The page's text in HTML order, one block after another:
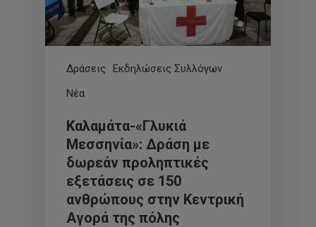
Δράσεις
Εκδηλώσεις Συλλόγων
Νέα
Καλαμάτα-«Γλυκιά
Μεσσηνία»: Δράση με
δωρεάν προληπτικές
εξετάσεις σε 150
ανθρώπους στην Κεντρική
Αγορά της πόλης